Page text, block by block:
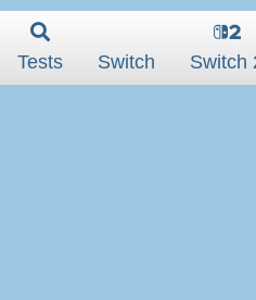
Tests Switch Switch